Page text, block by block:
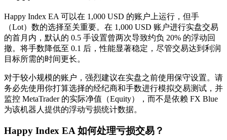
Happy Index EA 可以在 1,000 USD 的账户上运行，但手
（Lot）数的选择至关重要。在 1,000 USD 账户进行实盘交易
的首月内，默认的 0.5 手设置曾两次导致约负 20% 的浮动回
撤。将手数降低至 0.1 后，性能显著稳定，尽管交易达到利润
目标所需的时间更长。
对于较小规模的账户，强烈建议在实盘之前使用保守设置。请
务必先使用你打算选择的经纪商和手数进行模拟交易测试，并
监控 MetaTrader 的实际净值（Equity），而不是依赖 FX Blue
为该机器人提供的浮动亏损统计数据。
Happy Index EA 如何处理亏损交易？